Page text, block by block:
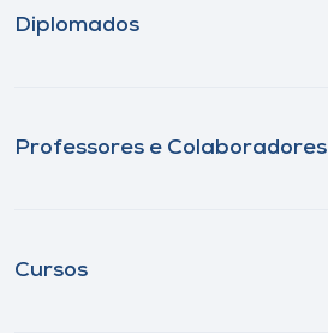
Diplomados
Professores e Colaboradores
Cursos